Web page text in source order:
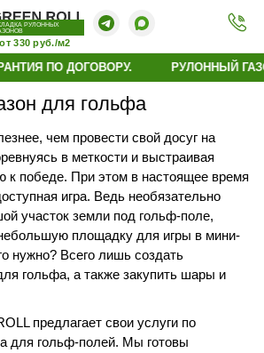
РУЛОННЫХ
от 330 руб./м2
ПО ДОГОВОРУ. РУЛОННЫЙ
для гольфа
чем провести свой досуг на
в меткости и выстраивая
к победе. При этом в настоящее время
игра. Ведь необязательно
участок земли под гольф-поле,
площадку для игры в мини-
нужно? Всего лишь создать
гольфа, а также закупить шары и
предлагает свои услуги по
для гольф-полей. Мы готовы